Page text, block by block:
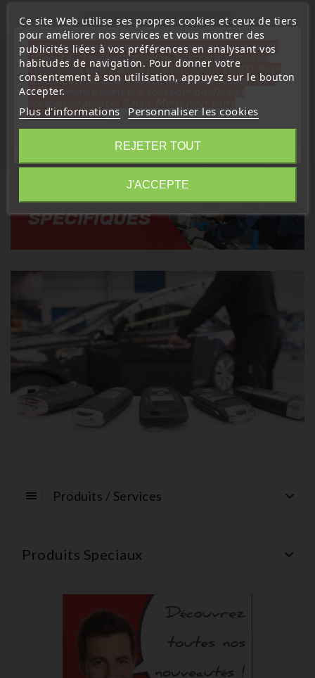
Télécommandes Émetteurs
Coque De Clé Auto
Service Réparation Électronique Serrure
Produits / Services
Produits Speciaux
Ce site Web utilise ses propres cookies et ceux de tiers
pour améliorer nos services et vous montrer des
publicités liées à vos préférences en analysant vos
habitudes de navigation. Pour donner votre
consentement à son utilisation, appuyez sur le bouton
Accepter.
Plus d'informations Personnaliser les cookies
REJETER TOUT
J'ACCEPTE
« Attention, notre société sera fermée pour congés du
10 aout au 1 septembre inclus. Pour cette raison les
commandes sont traitées jusqu'au 7 aout 14H00. Pour
le service réparation nous devons réceptionner votre
télécommande avant le 6 aout pour qu'elle soit
compréhension»
Fermer
Information